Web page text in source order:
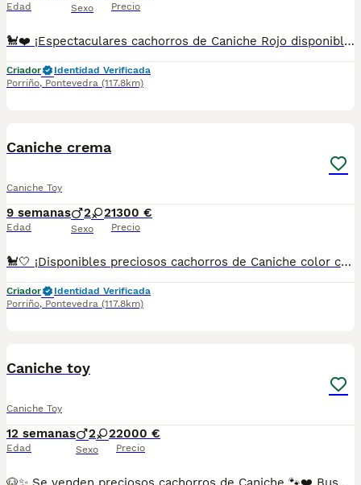
Edad Sexo Precio
🐩❤️ ¡Espectaculares cachorros de Caniche Rojo disponibles! 🐾✨ Destacan por su precioso pelaje rojo, su gran inteligencia y su carácter dulce y juguetón. Son muy sociables, cariñosos y perfectos para disfrutar de la vida en familia. 🏡🥰 🌟 Criados con mucho cariño y atención. ✅ Se entregan con la edad adecuada. ✅ Desparasitados y con la documentación correspondiente según su edad. 📸 Fotos y vídeos disponibles sin compromiso. 📲 **Más información:** 687482079 📍 Galicia, Madrid, Valencia, Barcelona, Sevilla, Almería, Pamplona.
Criador
Identidad Verificada
Porriño, Pontevedra (117.8km)
Caniche crema
Caniche Toy
9 semanas
Edad
2 2
Sexo
1300 €
Precio
🐩🤍 ¡Disponibles preciosos cachorros de Caniche color crema! ✨🐾 Con su precioso pelaje color crema y un carácter dulce, alegre y muy cariñoso, son el compañero perfecto para cualquier hogar. 🏡💕 Criados con mucho cariño y atención para garantizar su bienestar. 🌟 Caniches de color crema, elegantes y encantadores. ✅ Se entregan con la edad adecuada. ✅ Desparasitados y con la documentación correspondiente según su edad. 📸 Fotos y vídeos disponibles por WhatsApp sin compromiso. 📲 **Más información:** 687482079 📍 Galicia, Madrid, Valencia, Barcelona, Sevilla, Almería, Pamplona.
Criador
Identidad Verificada
Porriño, Pontevedra (117.8km)
Caniche toy
Caniche Toy
12 semanas
Edad
2 2
Sexo
2000 €
Precio